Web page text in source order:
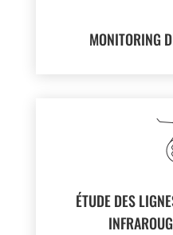
MONITORING
ÉTUDE DES